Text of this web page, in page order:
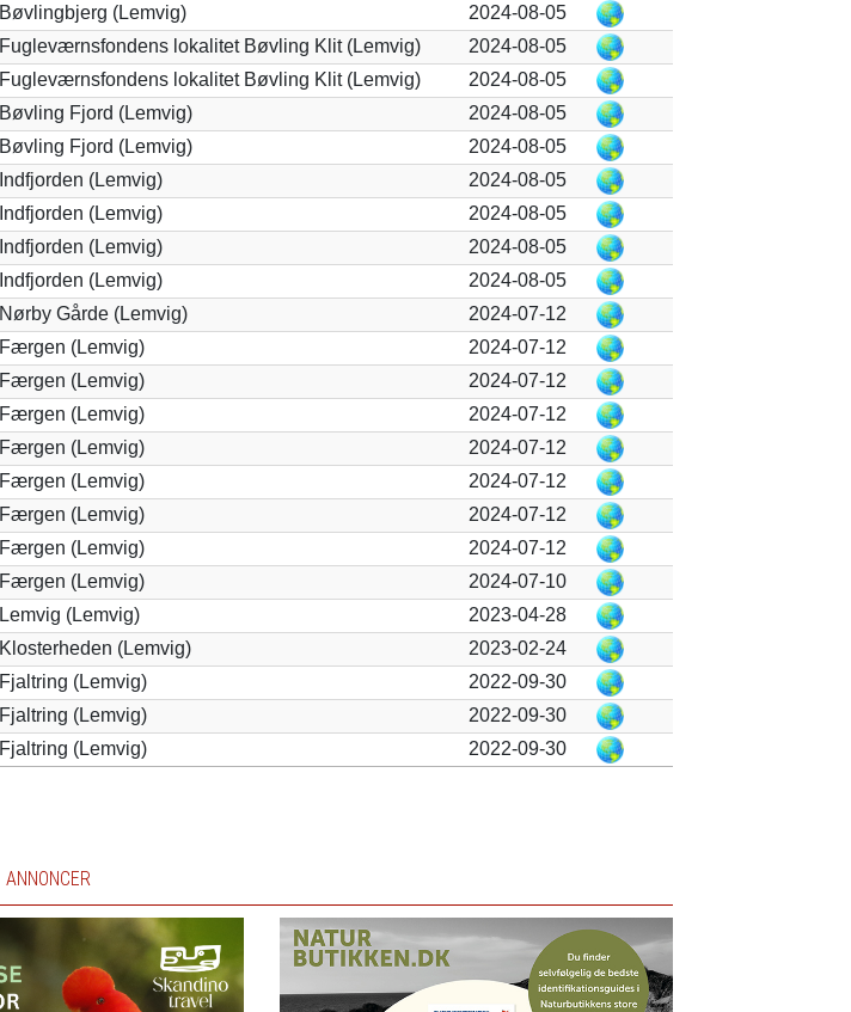
Bøvlingbjerg (Lemvig)
2024-08-05
Fugleværnsfondens lokalitet Bøvling Klit (Lemvig)
2024-08-05
Fugleværnsfondens lokalitet Bøvling Klit (Lemvig)
2024-08-05
Bøvling Fjord (Lemvig)
2024-08-05
Bøvling Fjord (Lemvig)
2024-08-05
Indfjorden (Lemvig)
2024-08-05
Indfjorden (Lemvig)
2024-08-05
Indfjorden (Lemvig)
2024-08-05
Indfjorden (Lemvig)
2024-08-05
Nørby Gårde (Lemvig)
2024-07-12
Færgen (Lemvig)
2024-07-12
Færgen (Lemvig)
2024-07-12
Færgen (Lemvig)
2024-07-12
Færgen (Lemvig)
2024-07-12
Færgen (Lemvig)
2024-07-12
Færgen (Lemvig)
2024-07-12
Færgen (Lemvig)
2024-07-12
Færgen (Lemvig)
2024-07-10
Lemvig (Lemvig)
2023-04-28
Klosterheden (Lemvig)
2023-02-24
Fjaltring (Lemvig)
2022-09-30
Fjaltring (Lemvig)
2022-09-30
Fjaltring (Lemvig) 2022-09-30
ANNONCER